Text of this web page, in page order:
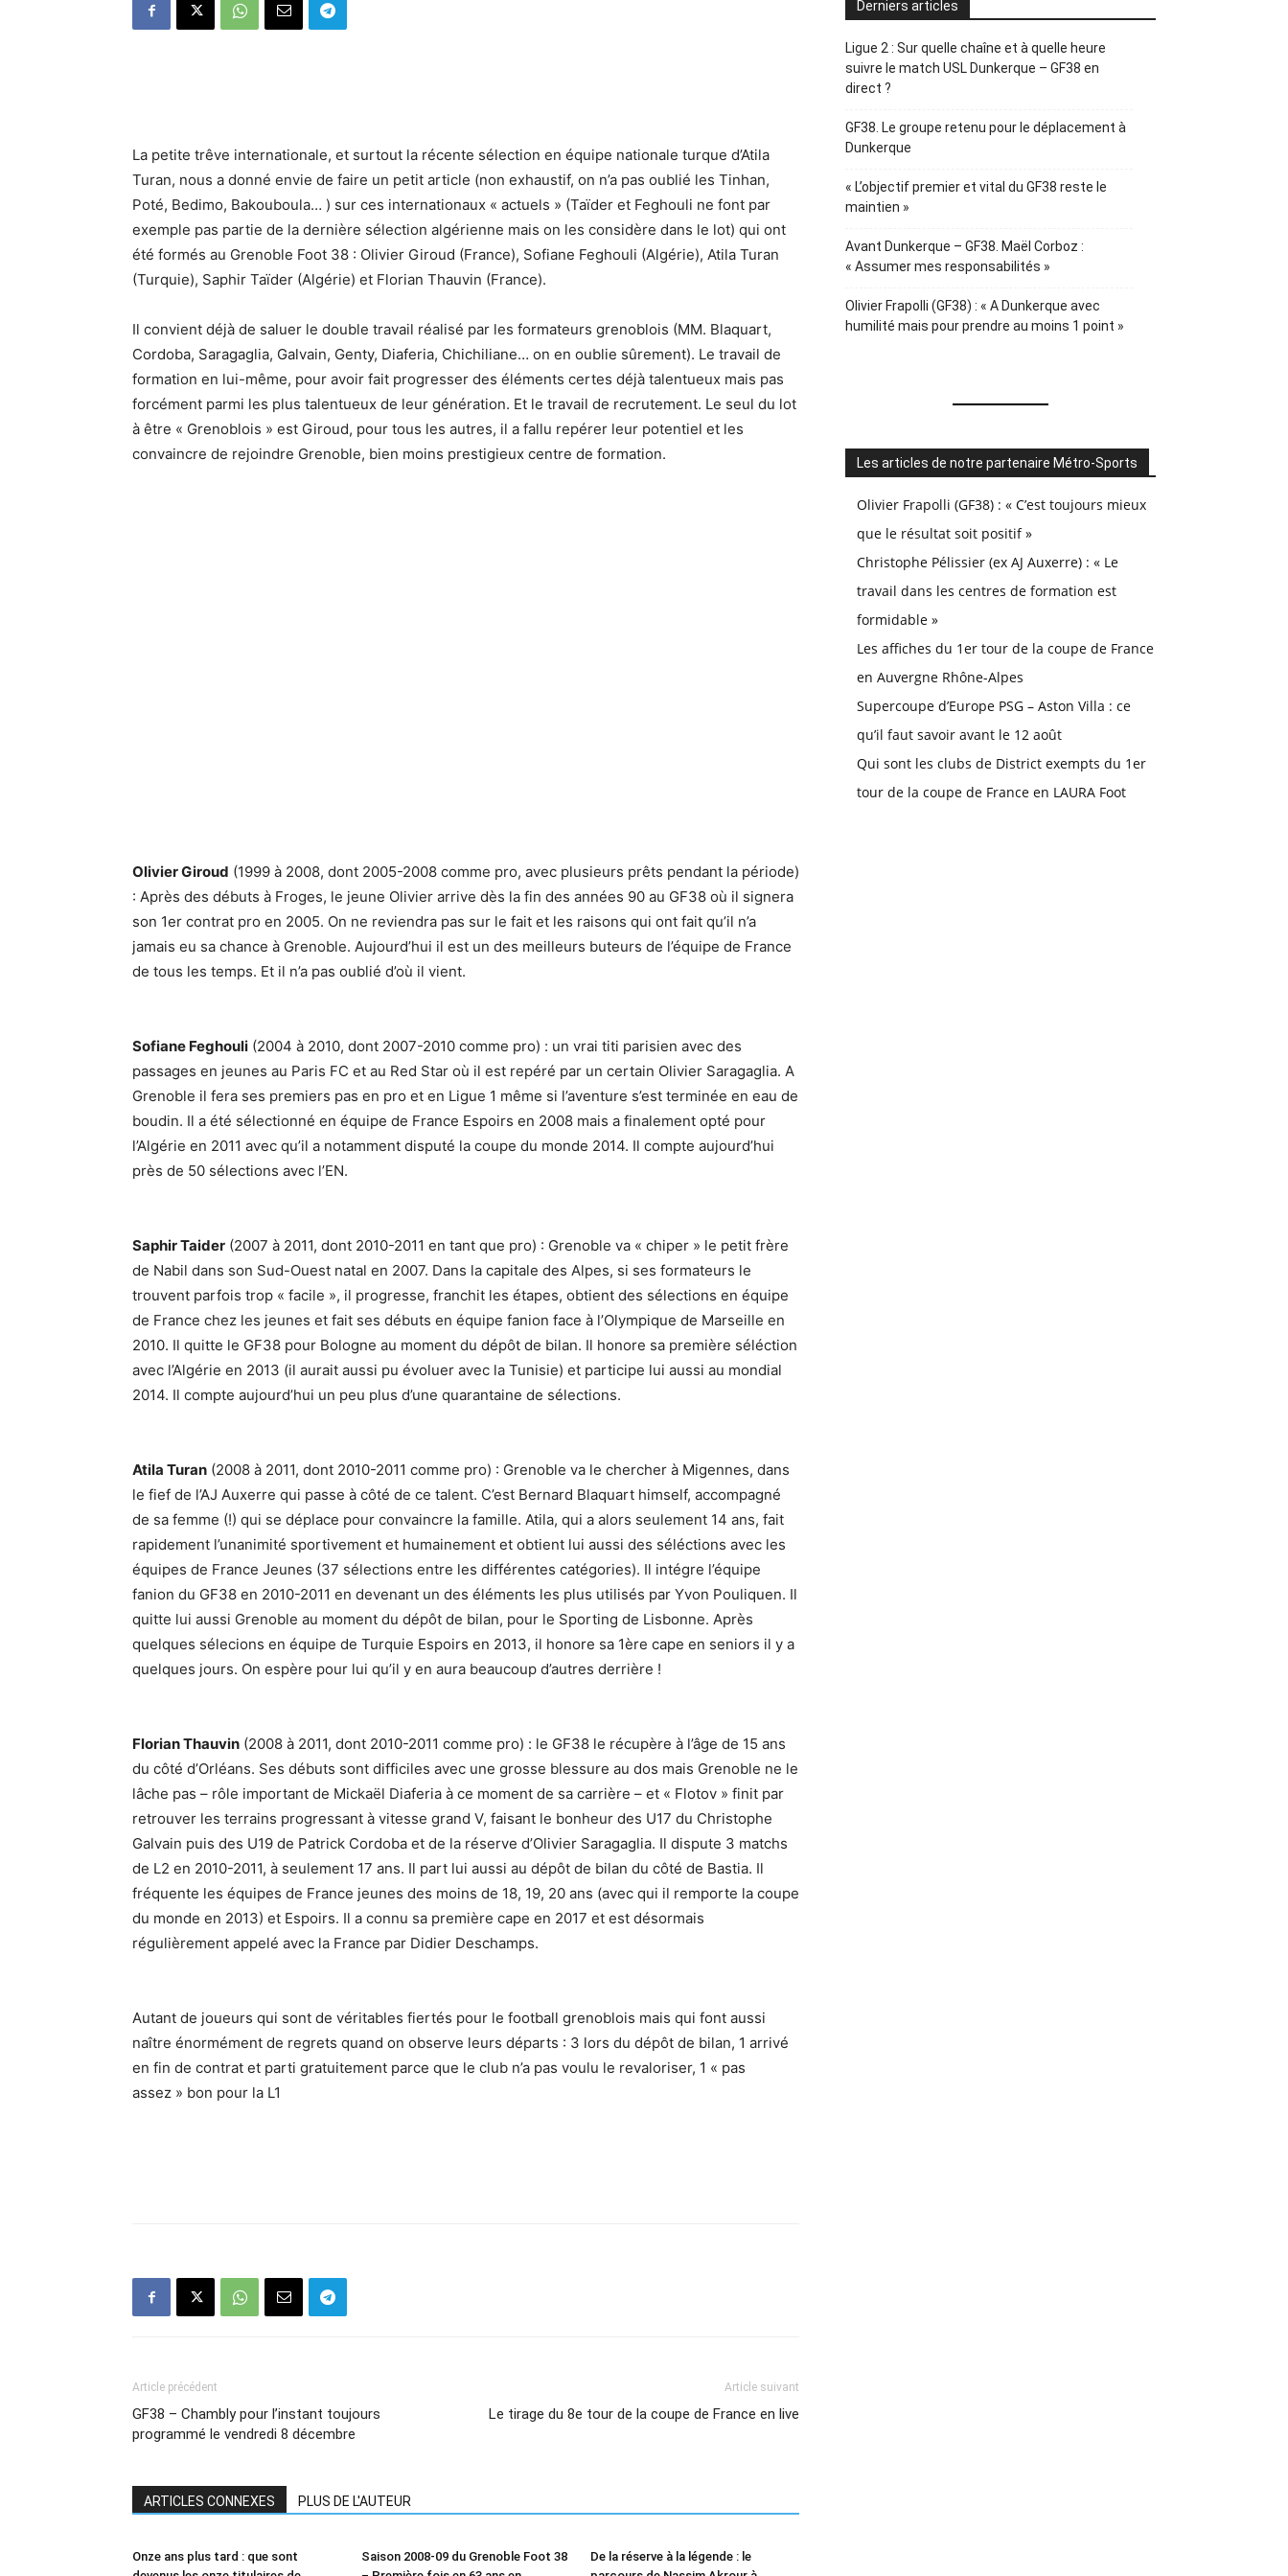
La petite trêve internationale, et surtout la récente sélection en équipe nationale turque d’Atila
Turan, nous a donné envie de faire un petit article (non exhaustif, on n’a pas oublié les Tinhan,
Poté, Bedimo, Bakouboula… ) sur ces internationaux « actuels » (Taïder et Feghouli ne font par
exemple pas partie de la dernière sélection algérienne mais on les considère dans le lot) qui ont
été formés au Grenoble Foot 38 : Olivier Giroud (France), Sofiane Feghouli (Algérie), Atila Turan
(Turquie), Saphir Taïder (Algérie) et Florian Thauvin (France).
Il convient déjà de saluer le double travail réalisé par les formateurs grenoblois (MM. Blaquart,
Cordoba, Saragaglia, Galvain, Genty, Diaferia, Chichiliane… on en oublie sûrement). Le travail de
formation en lui-même, pour avoir fait progresser des éléments certes déjà talentueux mais pas
forcément parmi les plus talentueux de leur génération. Et le travail de recrutement. Le seul du lot
à être « Grenoblois » est Giroud, pour tous les autres, il a fallu repérer leur potentiel et les
convaincre de rejoindre Grenoble, bien moins prestigieux centre de formation.
Olivier Giroud (1999 à 2008, dont 2005-2008 comme pro, avec plusieurs prêts pendant la période)
: Après des débuts à Froges, le jeune Olivier arrive dès la fin des années 90 au GF38 où il signera
son 1er contrat pro en 2005. On ne reviendra pas sur le fait et les raisons qui ont fait qu’il n’a
jamais eu sa chance à Grenoble. Aujourd’hui il est un des meilleurs buteurs de l’équipe de France
de tous les temps. Et il n’a pas oublié d’où il vient.
Sofiane Feghouli (2004 à 2010, dont 2007-2010 comme pro) : un vrai titi parisien avec des
passages en jeunes au Paris FC et au Red Star où il est repéré par un certain Olivier Saragaglia. A
Grenoble il fera ses premiers pas en pro et en Ligue 1 même si l’aventure s’est terminée en eau de
boudin. Il a été sélectionné en équipe de France Espoirs en 2008 mais a finalement opté pour
l’Algérie en 2011 avec qu’il a notamment disputé la coupe du monde 2014. Il compte aujourd’hui
près de 50 sélections avec l’EN.
Saphir Taider (2007 à 2011, dont 2010-2011 en tant que pro) : Grenoble va « chiper » le petit frère
de Nabil dans son Sud-Ouest natal en 2007. Dans la capitale des Alpes, si ses formateurs le
trouvent parfois trop « facile », il progresse, franchit les étapes, obtient des sélections en équipe
de France chez les jeunes et fait ses débuts en équipe fanion face à l’Olympique de Marseille en
2010. Il quitte le GF38 pour Bologne au moment du dépôt de bilan. Il honore sa première séléction
avec l’Algérie en 2013 (il aurait aussi pu évoluer avec la Tunisie) et participe lui aussi au mondial
2014. Il compte aujourd’hui un peu plus d’une quarantaine de sélections.
Atila Turan (2008 à 2011, dont 2010-2011 comme pro) : Grenoble va le chercher à Migennes, dans
le fief de l’AJ Auxerre qui passe à côté de ce talent. C’est Bernard Blaquart himself, accompagné
de sa femme (!) qui se déplace pour convaincre la famille. Atila, qui a alors seulement 14 ans, fait
rapidement l’unanimité sportivement et humainement et obtient lui aussi des séléctions avec les
équipes de France Jeunes (37 sélections entre les différentes catégories). Il intégre l’équipe
fanion du GF38 en 2010-2011 en devenant un des éléments les plus utilisés par Yvon Pouliquen. Il
quitte lui aussi Grenoble au moment du dépôt de bilan, pour le Sporting de Lisbonne. Après
quelques sélecions en équipe de Turquie Espoirs en 2013, il honore sa 1ère cape en seniors il y a
quelques jours. On espère pour lui qu’il y en aura beaucoup d’autres derrière !
Florian Thauvin (2008 à 2011, dont 2010-2011 comme pro) : le GF38 le récupère à l’âge de 15 ans
du côté d’Orléans. Ses débuts sont difficiles avec une grosse blessure au dos mais Grenoble ne le
lâche pas – rôle important de Mickaël Diaferia à ce moment de sa carrière – et « Flotov » finit par
retrouver les terrains progressant à vitesse grand V, faisant le bonheur des U17 du Christophe
Galvain puis des U19 de Patrick Cordoba et de la réserve d’Olivier Saragaglia. Il dispute 3 matchs
de L2 en 2010-2011, à seulement 17 ans. Il part lui aussi au dépôt de bilan du côté de Bastia. Il
fréquente les équipes de France jeunes des moins de 18, 19, 20 ans (avec qui il remporte la coupe
du monde en 2013) et Espoirs. Il a connu sa première cape en 2017 et est désormais
régulièrement appelé avec la France par Didier Deschamps.
Autant de joueurs qui sont de véritables fiertés pour le football grenoblois mais qui font aussi
naître énormément de regrets quand on observe leurs départs : 3 lors du dépôt de bilan, 1 arrivé
en fin de contrat et parti gratuitement parce que le club n’a pas voulu le revaloriser, 1 « pas
assez » bon pour la L1
Article précédent
GF38 – Chambly pour l’instant toujours
programmé le vendredi 8 décembre
Article suivant
Le tirage du 8e tour de la coupe de France en live
ARTICLES CONNEXES PLUS DE L'AUTEUR
Onze ans plus tard : que sont
Saison 2008-09 du Grenoble Foot 38
De la réserve à la légende : le
Derniers articles
Ligue 2 : Sur quelle chaîne et à quelle heure
suivre le match USL Dunkerque – GF38 en
direct ?
GF38. Le groupe retenu pour le déplacement à
Dunkerque
« L’objectif premier et vital du GF38 reste le
maintien »
Avant Dunkerque – GF38. Maël Corboz :
« Assumer mes responsabilités »
Olivier Frapolli (GF38) : « A Dunkerque avec
humilité mais pour prendre au moins 1 point »
Les articles de notre partenaire Métro-Sports
Olivier Frapolli (GF38) : « C’est toujours mieux
que le résultat soit positif »
Christophe Pélissier (ex AJ Auxerre) : « Le
travail dans les centres de formation est
formidable »
Les affiches du 1er tour de la coupe de France
en Auvergne Rhône-Alpes
Supercoupe d’Europe PSG – Aston Villa : ce
qu’il faut savoir avant le 12 août
Qui sont les clubs de District exempts du 1er
tour de la coupe de France en LAURA Foot